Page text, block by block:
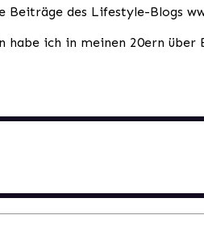
des Lifestyle-Blogs
ich in meinen 20ern über